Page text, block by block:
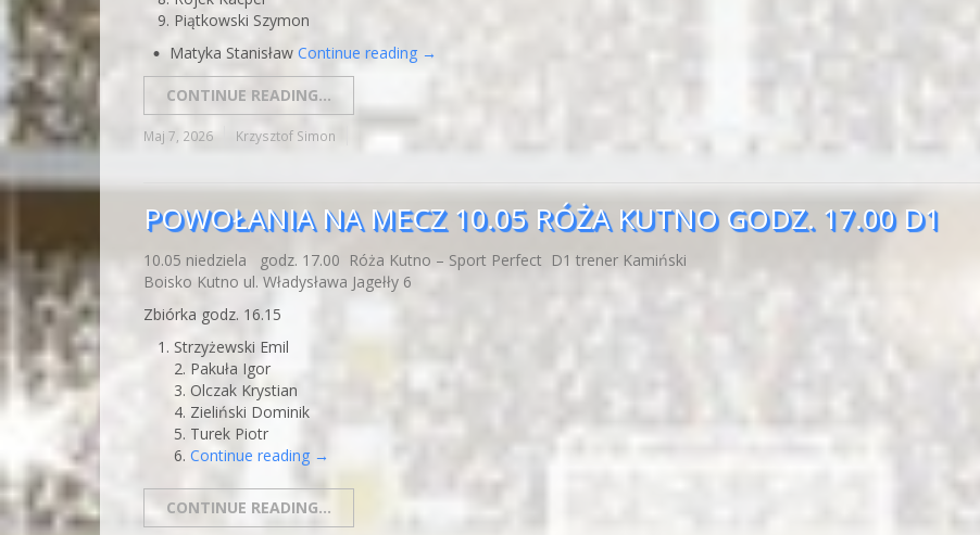
Piątkowski Szymon
Matyka Stanisław Continue reading →
CONTINUE READING...
Maj 7, 2026 Krzysztof Simon
POWOŁANIA NA MECZ 10.05 RÓŻA KUTNO GODZ. 17.00 D1
10.05 niedziela godz. 17.00 Róża Kutno – Sport Perfect D1 trener Kamiński
Boisko Kutno ul. Władysława Jagełły 6
Zbiórka godz. 16.15
Strzyżewski Emil
2. Pakuła Igor
3. Olczak Krystian
4. Zieliński Dominik
5. Turek Piotr
6. Continue reading →
CONTINUE READING...